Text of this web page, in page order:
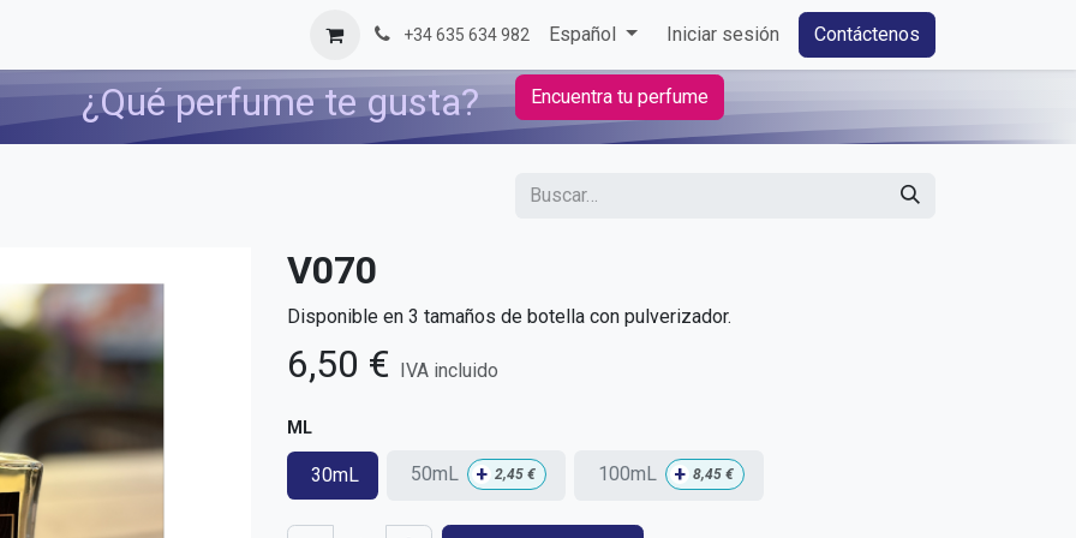
+34 635 634 982 Español Iniciar sesión Contáctenos
¿Qué perfume te gusta? Encuentra tu perfume
V070
Disponible en 3 tamaños de botella con pulverizador.
6,50 € IVA incluido
ML
30mL 50mL + 2,45 € 100mL + 8,45 €